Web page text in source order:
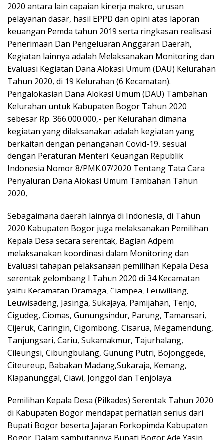
2020 antara lain capaian kinerja makro, urusan
pelayanan dasar, hasil EPPD dan opini atas laporan
keuangan Pemda tahun 2019 serta ringkasan realisasi
Penerimaan Dan Pengeluaran Anggaran Daerah,
Kegiatan lainnya adalah Melaksanakan Monitoring dan
Evaluasi Kegiatan Dana Alokasi Umum (DAU) Kelurahan
Tahun 2020, di 19 Kelurahan (6 Kecamatan).
Pengalokasian Dana Alokasi Umum (DAU) Tambahan
Kelurahan untuk Kabupaten Bogor Tahun 2020
sebesar Rp. 366.000.000,- per Kelurahan dimana
kegiatan yang dilaksanakan adalah kegiatan yang
berkaitan dengan penanganan Covid-19, sesuai
dengan Peraturan Menteri Keuangan Republik
Indonesia Nomor 8/PMK.07/2020 Tentang Tata Cara
Penyaluran Dana Alokasi Umum Tambahan Tahun
2020,
Sebagaimana daerah lainnya di Indonesia, di Tahun
2020 Kabupaten Bogor juga melaksanakan Pemilihan
Kepala Desa secara serentak, Bagian Adpem
melaksanakan koordinasi dalam Monitoring dan
Evaluasi tahapan pelaksanaan pemilihan Kepala Desa
serentak gelombang I Tahun 2020 di 34 Kecamatan
yaitu Kecamatan Dramaga, Ciampea, Leuwiliang,
Leuwisadeng, Jasinga, Sukajaya, Pamijahan, Tenjo,
Cigudeg, Ciomas, Gunungsindur, Parung, Tamansari,
Cijeruk, Caringin, Cigombong, Cisarua, Megamendung,
Tanjungsari, Cariu, Sukamakmur, Tajurhalang,
Cileungsi, Cibungbulang, Gunung Putri, Bojonggede,
Citeureup, Babakan Madang,Sukaraja, Kemang,
Klapanunggal, Ciawi, Jonggol dan Tenjolaya.
Pemilihan Kepala Desa (Pilkades) Serentak Tahun 2020
di Kabupaten Bogor mendapat perhatian serius dari
Bupati Bogor beserta Jajaran Forkopimda Kabupaten
Bogor. Dalam sambutannya Bupati Bogor Ade Yasin